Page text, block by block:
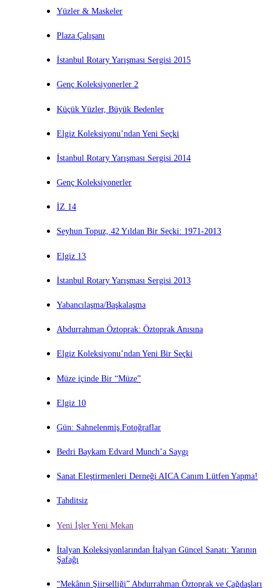
Yüzler & Maskeler
Plaza Çalışanı
İstanbul Rotary Yarışması Sergisi 2015
Genç Koleksiyonerler 2
Küçük Yüzler, Büyük Bedenler
Elgiz Koleksiyonu’ndan Yeni Seçki
İstanbul Rotary Yarışması Sergisi 2014
Genç Koleksiyonerler
İZ 14
Seyhun Topuz, 42 Yıldan Bir Seçki: 1971-2013
Elgiz 13
İstanbul Rotary Yarışması Sergisi 2013
Yabancılaşma/Başkalaşma
Abdurrahman Öztoprak: Öztoprak Anısına
Elgiz Koleksiyonu’ndan Yeni Bir Seçki
Müze içinde Bir “Müze”
Elgiz 10
Gün: Sahnelenmiş Fotoğraflar
Bedri Baykam Edvard Munch’a Saygı
Sanat Eleştirmenleri Derneği AICA Canım Lütfen Yapma!
Tahditsiz
Yeni İşler Yeni Mekan
İtalyan Koleksiyonlarından İtalyan Güncel Sanatı: Yarının
Şafağı
“Mekânın Şiirselliği” Abdurrahman Öztoprak ve Çağdaşları